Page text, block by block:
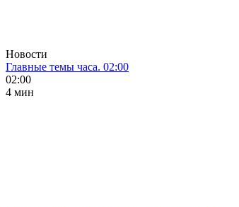
Новости
Главные темы часа. 02:00
02:00
4 мин